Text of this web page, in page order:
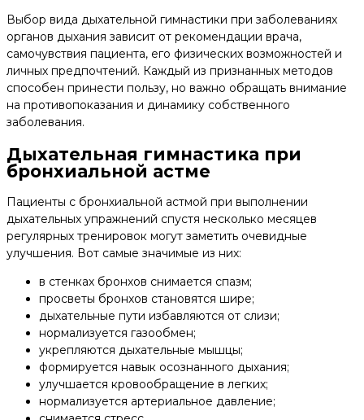
Выбор вида дыхательной гимнастики при заболеваниях
органов дыхания зависит от рекомендации врача,
самочувствия пациента, его физических возможностей и
личных предпочтений. Каждый из признанных методов
способен принести пользу, но важно обращать внимание
на противопоказания и динамику собственного
заболевания.
Дыхательная гимнастика при
бронхиальной астме
Пациенты с бронхиальной астмой при выполнении
дыхательных упражнений спустя несколько месяцев
регулярных тренировок могут заметить очевидные
улучшения. Вот самые значимые из них:
в стенках бронхов снимается спазм;
просветы бронхов становятся шире;
дыхательные пути избавляются от слизи;
нормализуется газообмен;
укрепляются дыхательные мышцы;
формируется навык осознанного дыхания;
улучшается кровообращение в легких;
нормализуется артериальное давление;